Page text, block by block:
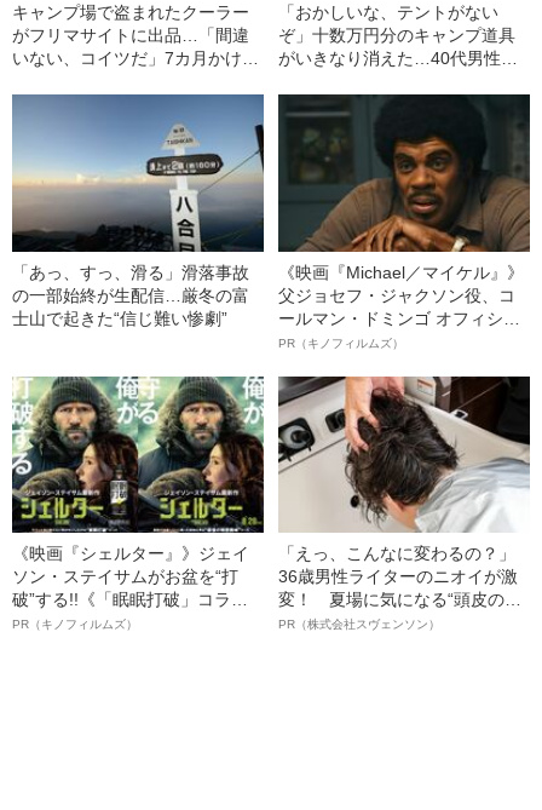
キャンプ場で盗まれたクーラー
がフリマサイトに出品…「間違
いない、コイツだ」7カ月かけて
「おかしいな、テントがない
ぞ」十数万円分のキャンプ道具
がいきなり消えた…40代男性キ
の盗難劇”
「あっ、すっ、滑る」滑落事故
の一部始終が生配信…厳冬の富
士山で起きた“信じ難い惨劇”
《映画『Michael／マイケル』》
父ジョセフ・ジャクソン役、コ
ールマン・ドミンゴ オフィシャ
ルインタビュー“観客を魅了した
語る”《日本興収70億円突破》
PR（キノフィルムズ）
《映画『シェルター』》ジェイ
ソン・ステイサムがお盆を“打
破”する!!《「眠眠打破」コラ
ボ》
PR（キノフィルムズ）
「えっ、こんなに変わるの？」
36歳男性ライターのニオイが激
変！ 夏場に気になる“頭皮のニ
オイ”や“ベタつき”を解消す
PR（株式会社スヴェンソン）